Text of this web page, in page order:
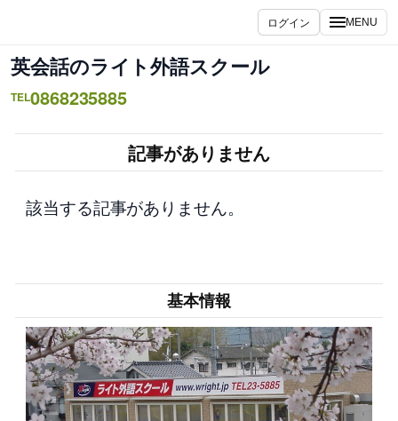
を
ス
キ
ログイン MENU
英会話のライト外語スクール
TEL0868235885
記事がありません
該当する記事がありません。
基本情報